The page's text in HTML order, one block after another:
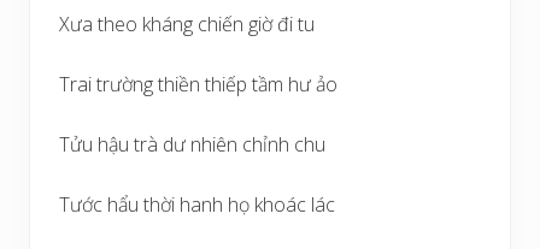
Xưa theo kháng chiến giờ đi tu
Trai trường thiền thiếp tầm hư ảo
Tửu hậu trà dư nhiên chỉnh chu
Tước hẩu thời hanh họ khoác lác